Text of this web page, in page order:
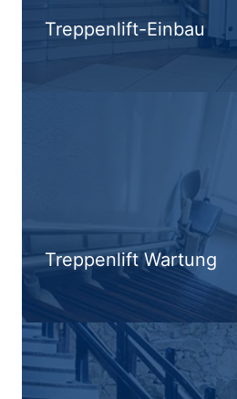
Treppenlift-Einbau
Treppenlift Wartung